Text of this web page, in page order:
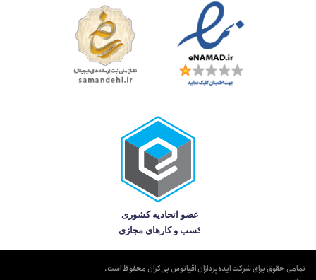
تمامی حقوق برای شرکت ایده‌پردازان اقیانوس بی‌کران محفوظ است.